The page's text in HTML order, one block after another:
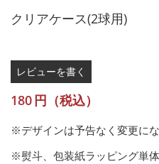
クリアケース(2球用)
レビューを書く
180円（税込）
※デザインは予告なく変更に
※熨斗、包装紙ラッピング単